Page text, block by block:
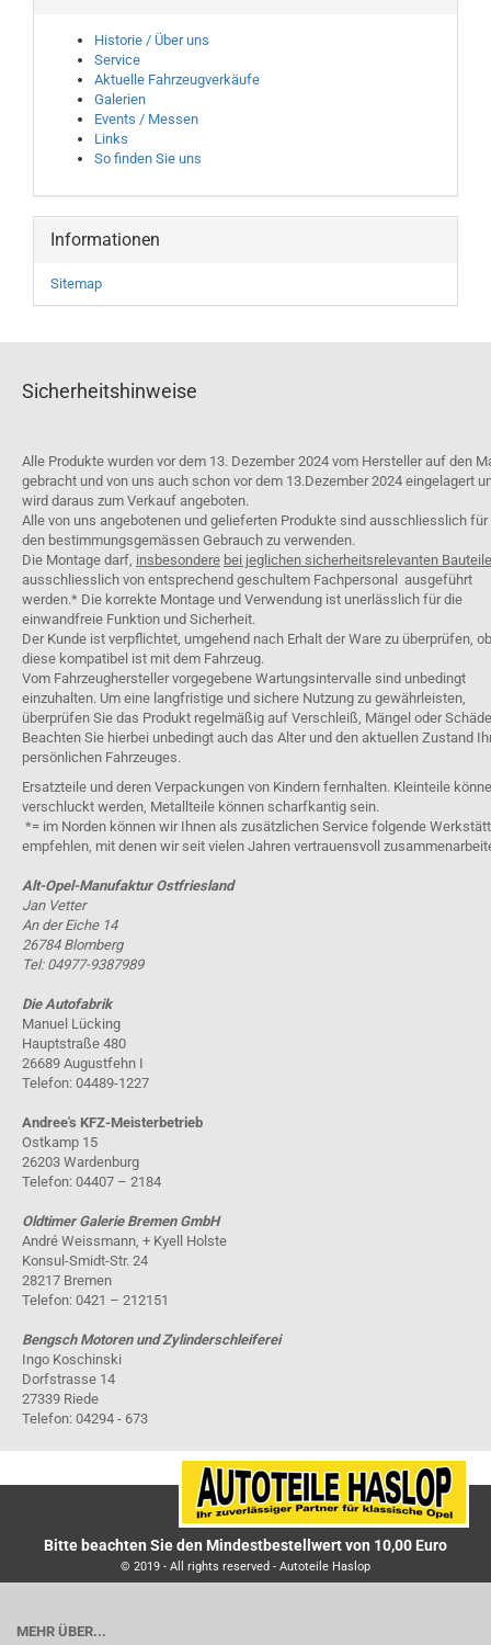
Historie / Über uns
Service
Aktuelle Fahrzeugverkäufe
Galerien
Events / Messen
Links
So finden Sie uns
Informationen
Sitemap
Sicherheitshinweise
Alle Produkte wurden vor dem 13. Dezember 2024 vom Hersteller auf den
gebracht und von uns auch schon vor dem 13.Dezember 2024 eingelagert
wird daraus zum Verkauf angeboten.
Alle von uns angebotenen und gelieferten Produkte sind ausschliesslich für
den bestimmungsgemässen Gebrauch zu verwenden.
Die Montage darf, insbesondere bei jeglichen sicherheitsrelevanten
ausschliesslich von entsprechend geschultem Fachpersonal ausgeführt
werden.* Die korrekte Montage und Verwendung ist unerlässlich für die
einwandfreie Funktion und Sicherheit.
Der Kunde ist verpflichtet, umgehend nach Erhalt der Ware zu überprüfen, ob
diese kompatibel ist mit dem Fahrzeug.
Vom Fahrzeughersteller vorgegebene Wartungsintervalle sind unbedingt
einzuhalten. Um eine langfristige und sichere Nutzung zu gewährleisten,
überprüfen Sie das Produkt regelmäßig auf Verschleiß, Mängel oder
Beachten Sie hierbei unbedingt auch das Alter und den aktuellen Zustand
persönlichen Fahrzeuges.
Ersatzteile und deren Verpackungen von Kindern fernhalten. Kleinteile
verschluckt werden, Metallteile können scharfkantig sein.
*= im Norden können wir Ihnen als zusätzlichen Service folgende
empfehlen, mit denen wir seit vielen Jahren vertrauensvoll
Alt-Opel-Manufaktur Ostfriesland
Jan Vetter
An der Eiche 14
26784 Blomberg
Tel: 04977-9387989
Die Autofabrik
Manuel Lücking
Hauptstraße 480
26689 Augustfehn I
Telefon: 04489-1227
Andree's KFZ-Meisterbetrieb
Ostkamp 15
26203 Wardenburg
Telefon: 04407 – 2184
Oldtimer Galerie Bremen GmbH
André Weissmann, + Kyell Holste
Konsul-Smidt-Str. 24
28217 Bremen
Telefon: 0421 – 212151
Bengsch Motoren und Zylinderschleiferei
Ingo Koschinski
Dorfstrasse 14
27339 Riede
Telefon: 04294 - 673
Bitte beachten Sie den Mindestbestellwert von 10,00 Euro
© 2019 - All rights reserved - Autoteile Haslop
MEHR ÜBER...